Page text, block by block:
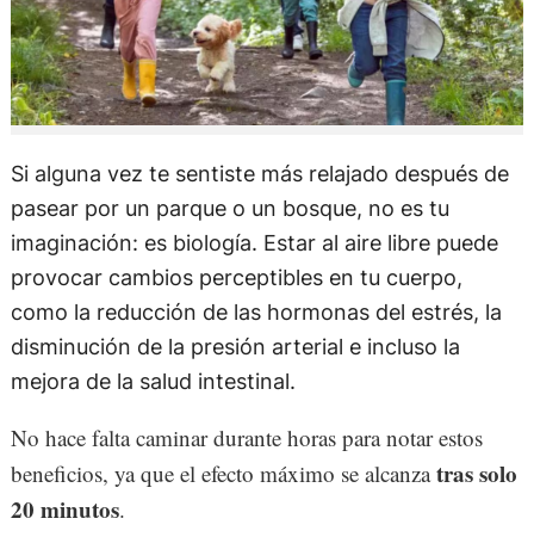
Si alguna vez te sentiste más relajado después de
pasear por un parque o un bosque, no es tu
imaginación: es biología. Estar al aire libre puede
provocar cambios perceptibles en tu cuerpo,
como la reducción de las hormonas del estrés, la
disminución de la presión arterial e incluso la
mejora de la salud intestinal.
No hace falta caminar durante horas para notar estos
beneficios, ya que el efecto máximo se alcanzatras solo
20 minutos.